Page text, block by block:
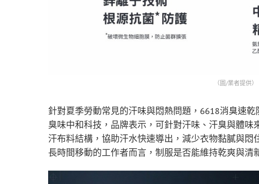
（圖/業者提供）
針對夏季勞動常見的汗味與悶熱問題，6618消臭速乾
臭味中和科技，品牌表示，可針對汗味、汗臭與體味
汗布料結構，協助汗水快速導出，減少衣物黏膩與
長時間移動的工作者而言，制服是否能維持乾爽與